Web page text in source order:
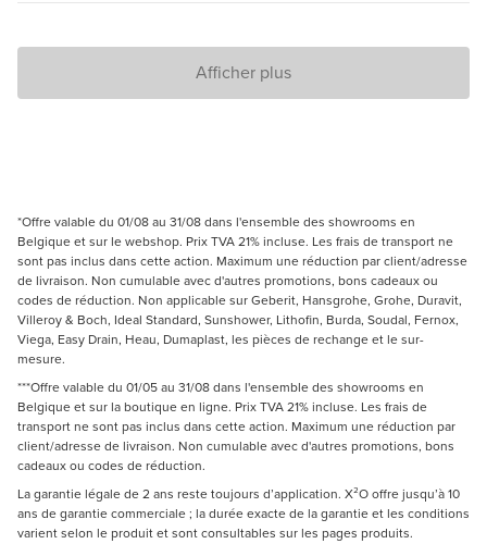
Afficher plus
*Offre valable du 01/08 au 31/08 dans l'ensemble des showrooms en
Belgique et sur le webshop. Prix TVA 21% incluse. Les frais de transport ne
sont pas inclus dans cette action. Maximum une réduction par client/adresse
de livraison. Non cumulable avec d'autres promotions, bons cadeaux ou
codes de réduction. Non applicable sur Geberit, Hansgrohe, Grohe, Duravit,
Villeroy & Boch, Ideal Standard, Sunshower, Lithofin, Burda, Soudal, Fernox,
Viega, Easy Drain, Heau, Dumaplast, les pièces de rechange et le sur-
mesure.
***Offre valable du 01/05 au 31/08 dans l'ensemble des showrooms en
Belgique et sur la boutique en ligne. Prix TVA 21% incluse. Les frais de
transport ne sont pas inclus dans cette action. Maximum une réduction par
client/adresse de livraison. Non cumulable avec d'autres promotions, bons
cadeaux ou codes de réduction.
La garantie légale de 2 ans reste toujours d’application. X²O offre jusqu’à 10
ans de garantie commerciale ; la durée exacte de la garantie et les conditions
varient selon le produit et sont consultables sur les pages produits.